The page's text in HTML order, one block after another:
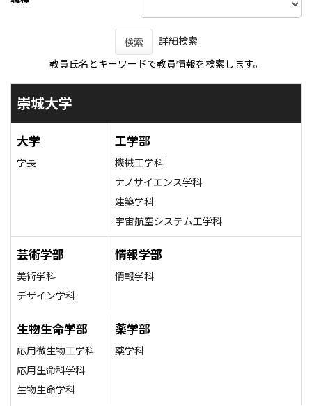
検索
詳細検索
教員氏名とキーワードで教員情報を検索します。
崇城大学
大学
学長
工学部
機械工学科
ナノサイエンス学科
建築学科
宇宙航空システム工学科
芸術学部
美術学科
デザイン学科
情報学部
情報学科
生物生命学部
応用微生物工学科
応用生命科学科
生物生命学科
薬学部
薬学科